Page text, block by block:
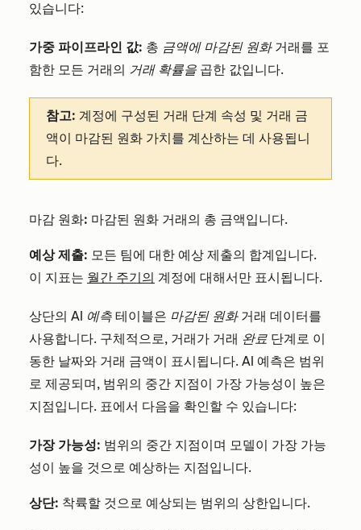
있습니다:
가중 파이프라인 값: 총 금액에 마감된 원화거래를 포
함한 모든 거래의 거래 확률을 곱한 값입니다.
참고: 계정에 구성된 거래 단계 속성 및 거래 금
액이 마감된 원화 가치를 계산하는 데 사용됩니
다.
마감 원화: 마감된 원화 거래의 총 금액입니다.
예상 제출: 모든 팀에 대한 예상 제출의 합계입니다.
이 지표는 월간 주기의 계정에 대해서만 표시됩니다.
상단의 AI 예측 테이블은 마감된 원화거래 데이터를
사용합니다. 구체적으로, 거래가 거래 완료 단계로 이
동한 날짜와 거래 금액이 표시됩니다. AI 예측은 범위
로 제공되며, 범위의 중간 지점이 가장 가능성이 높은
지점입니다. 표에서 다음을 확인할 수 있습니다:
가장 가능성: 범위의 중간 지점이며 모델이 가장 가능
성이 높을 것으로 예상하는 지점입니다.
상단: 착륙할 것으로 예상되는 범위의 상한입니다.